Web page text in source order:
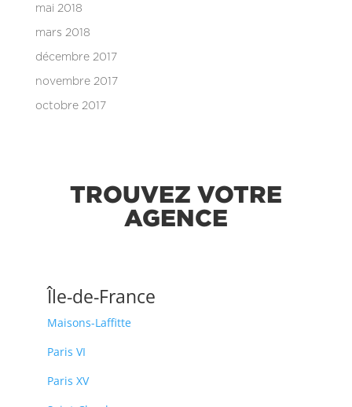
mai 2018
mars 2018
décembre 2017
novembre 2017
octobre 2017
TROUVEZ VOTRE
AGENCE
Île-de-France
Maisons-Laffitte
Paris VI
Paris XV